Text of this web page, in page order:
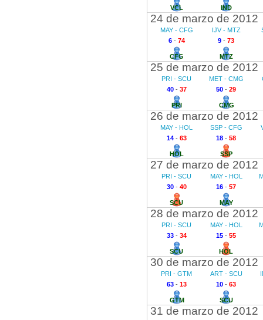
VCL IND
24 de marzo de 2012
MAY - CFG
6- 74
CFG
IJV - MTZ
9 - 73
MTZ
25 de marzo de 2012
PRI - SCU
40- 37
PRI
MET - CMG
50 - 29
CMG
26 de marzo de 2012
MAY - HOL
14- 63
HOL
SSP - CFG
18 - 58
SSP
27 de marzo de 2012
PRI - SCU
30- 40
SCU
MAY - HOL
16 - 57
MAY
28 de marzo de 2012
PRI - SCU
33- 34
SCU
MAY - HOL
15 - 55
HOL
30 de marzo de 2012
PRI - GTM
63- 13
GTM
ART - SCU
10 - 63
SCU
31 de marzo de 2012